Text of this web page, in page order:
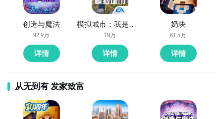
创造与魔法
92.9万
详情
模拟城市：我是市长
19万
详情
奶块
61.5万
详情
从无到有 发家致富